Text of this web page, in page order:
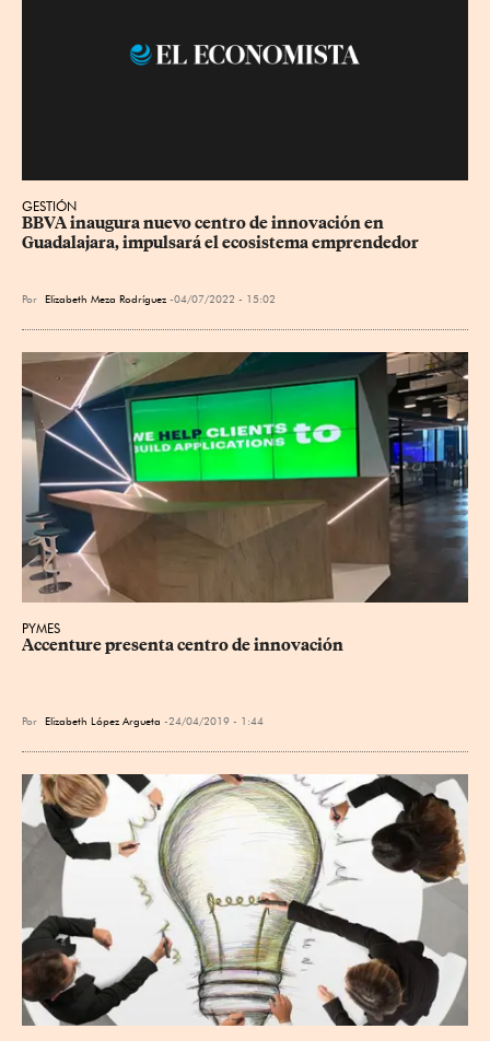
GESTIÓN
BBVA inaugura nuevo centro de innovación en
Guadalajara, impulsará el ecosistema emprendedor
Por Elizabeth Meza Rodríguez 04/07/2022 - 15:02
PYMES
Accenture presenta centro de innovación
Por Elizabeth López Argueta 24/04/2019 - 1:44